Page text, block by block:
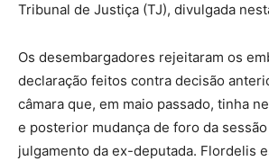
Tribunal de Justiça (TJ), divulgada
Os desembargadores rejeitaram os
declaração feitos contra decisão
câmara que, em maio passado, tinha
e posterior mudança de foro da
julgamento da ex-deputada. Flordelis